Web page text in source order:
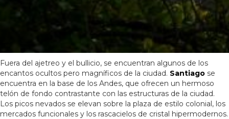
Fuera del ajetreo y el bullicio, se encuentran algunos de los
encantos ocultos pero magníficos de la ciudad. Santiago se
encuentra en la base de los Andes, que ofrecen un hermoso
telón de fondo contrastante con las estructuras de la ciudad.
Los picos nevados se elevan sobre la plaza de estilo colonial, los
mercados funcionales y los rascacielos de cristal hipermodernos.